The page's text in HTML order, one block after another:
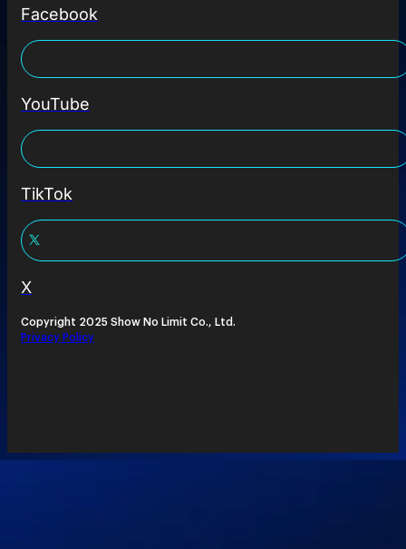
Facebook
YouTube
TikTok
X
Copyright 2025 Show No Limit Co., Ltd.
Privacy Policy